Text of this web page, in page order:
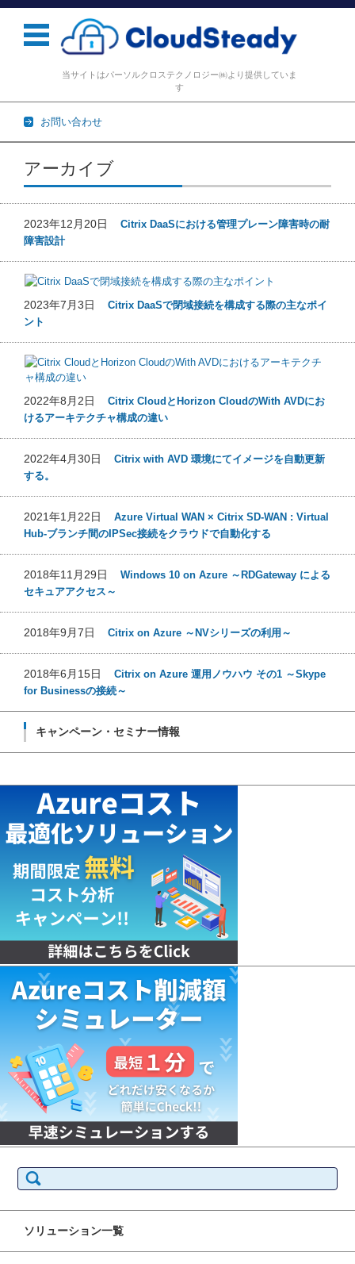
当サイトはパーソルクロステクノロジー㈱より提供していま
す
お問い合わせ
コンテンツに移動
アーカイブ
2023年12月20日 Citrix DaaSにおける管理プレーン障害時の耐
障害設計
2023年7月3日 Citrix DaaSで閉域接続を構成する際の主なポイ
ント
2022年8月2日 Citrix CloudとHorizon CloudのWith AVDにお
けるアーキテクチャ構成の違い
2022年4月30日 Citrix with AVD 環境にてイメージを自動更新
する。
2021年1月22日 Azure Virtual WAN × Citrix SD-WAN : Virtual
Hub-ブランチ間のIPSec接続をクラウドで自動化する
2018年11月29日 Windows 10 on Azure ～RDGateway による
セキュアアクセス～
2018年9月7日 Citrix on Azure ～NVシリーズの利用～
2018年6月15日 Citrix on Azure 運用ノウハウ その1 ～Skype
for Businessの接続～
キャンペーン・セミナー情報
索:
ソリューション一覧